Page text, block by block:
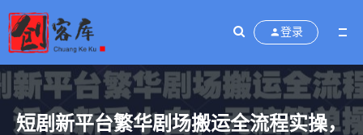
登录
短剧新平台繁华剧场搬运全流程实操，